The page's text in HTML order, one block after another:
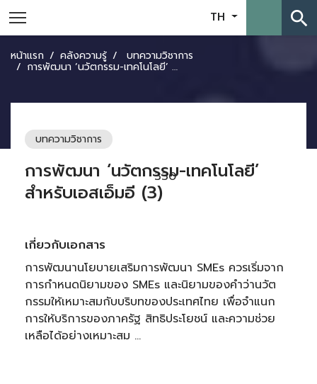
TH search
หน้าแรก คลังความรู้ บทความวิชาการ
การพัฒนา ‘นวัตกรรม-เทคโนโลยี’ สำหรับเอสเอ็มอี (3)
บทความวิชาการ
330
การพัฒนา ‘นวัตกรรม-เทคโนโลยี’
สำหรับเอสเอ็มอี (3)
เกี่ยวกับเอกสาร
การพัฒนานโยบายเสริมการพัฒนา SMEs ควรเริ่มจาก
การกำหนดนิยามของ SMEs และนิยามของคำว่านวัต
กรรมให้เหมาะสมกับบริบทของประเทศไทย เพื่อจำแนก
การให้บริการของภาครัฐ สิทธิประโยชน์ และความช่วย
เหลือได้อย่างเหมาะสม …